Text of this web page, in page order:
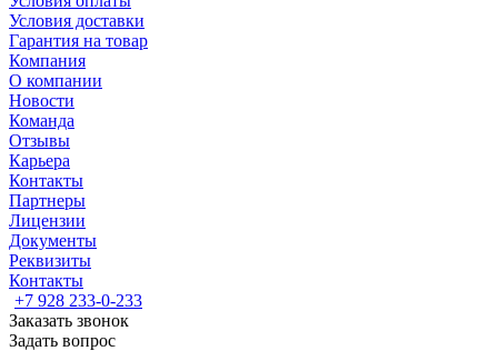
Условия доставки
Гарантия на товар
Компания
О компании
Новости
Команда
Отзывы
Карьера
Контакты
Партнеры
Лицензии
Документы
Реквизиты
Контакты
+7 928 233-0-233
Заказать звонок
Задать вопрос